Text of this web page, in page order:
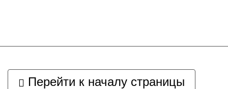
Перейти к началу страницы